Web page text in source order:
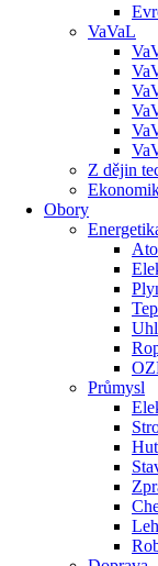
VaVaL
Z dějin
Obory
Průmysl